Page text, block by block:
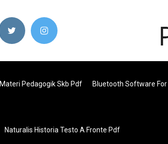
Materi Pedagogik Skb Pdf Bluetooth Software
Naturalis Historia Testo A Fronte Pdf